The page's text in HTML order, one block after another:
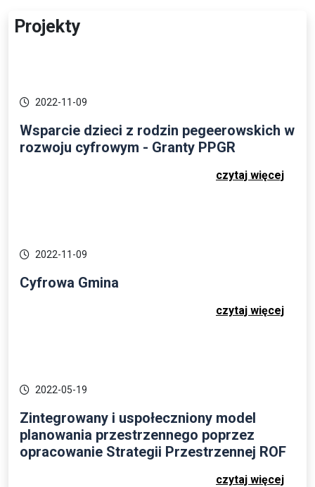
Projekty
2022-11-09
Wsparcie dzieci z rodzin pegeerowskich w
rozwoju cyfrowym - Granty PPGR
czytaj więcej
2022-11-09
Cyfrowa Gmina
czytaj więcej
2022-05-19
Zintegrowany i uspołeczniony model
planowania przestrzennego poprzez
opracowanie Strategii Przestrzennej ROF
czytaj więcej